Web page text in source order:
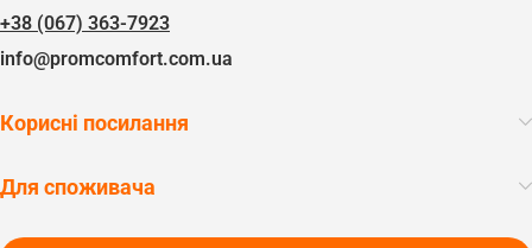
+38 (067) 363-7923
info@promcomfort.com.ua
Корисні посилання
Для споживача